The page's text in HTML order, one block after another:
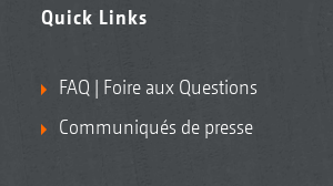
Quick Links
FAQ | Foire aux Questions
Communiqués de presse